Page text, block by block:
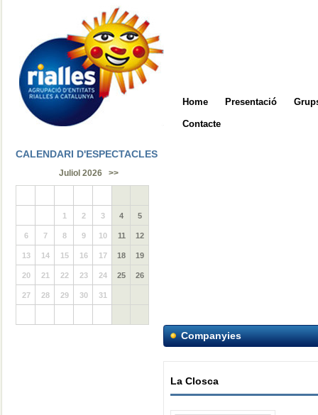
Home Presentació
Contacte
CALENDARI D'ESPECTACLES
Juliol 2026 >>
1 2 3 4 5
6 7 8 9 10 11 12
13 14 15 16 17 18 19
20 21 22 23 24 25 26
27 28 29 30 31
Companyies
La Closca